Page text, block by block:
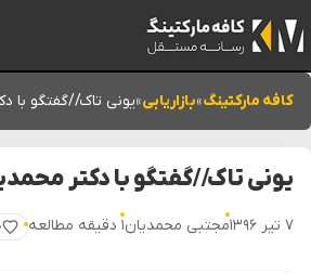
باز
کافه مارکتینگ»بازاریابی»یونی تاک//گفتگو با
یونی تاک//گفتگو با دکتر
۷ تیر ۱۳۹۶ مجتبی محمدیان۱ دقیقه مطالعه